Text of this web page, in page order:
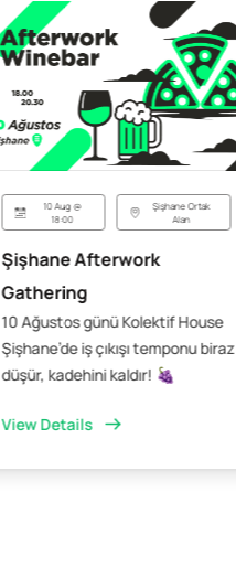
10 Aug @
18:00
Şişhane Ortak
Alan
Şişhane Afterwork
Gathering
10 Ağustos günü Kolektif House
Şişhane’de iş çıkışı temponu biraz
düşür, kadehini kaldır! 🍇
View Details